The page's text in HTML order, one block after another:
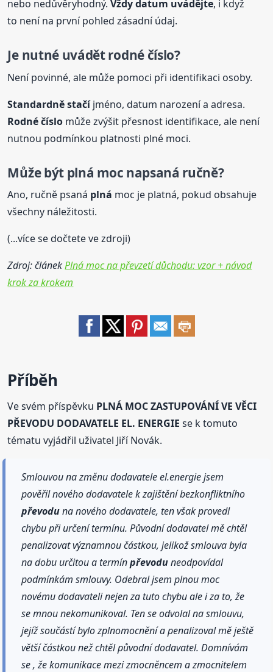
nebo nedůvěryhodný.Vždy datum uvádějte, i když
to není na první pohled zásadní údaj.
Je nutné uvádět rodné číslo?
Není povinné, ale může pomoci při identifikaci osoby.
Standardně stačíjméno, datum narození a adresa.
Rodné číslo může zvýšit přesnost identifikace, ale není
nutnou podmínkou platnosti plné moci.
Může být plná moc napsaná ručně?
Ano, ručně psaná plná moc je platná, pokud obsahuje
všechny náležitosti.
(...více se dočtete ve zdroji)
Zdroj: článekPlná moc na převzetí důchodu: vzor + návod
krok za krokem
Příběh
Ve svém příspěvku PLNÁ MOC ZASTUPOVÁNÍ VE VĚCI
PŘEVODU DODAVATELE EL. ENERGIE se k tomuto
tématu vyjádřil uživatel Jiří Novák.
Smlouvou na změnu dodavatele el.energie jsem
pověřil nového dodavatele k zajištění bezkonfliktního
převoduna nového dodavatele, ten však provedl
chybu při určení termínu. Původní dodavatel mě chtěl
penalizovat významnou částkou, jelikož smlouva byla
na dobu určitou a termínpřevoduneodpovídal
podmínkám smlouvy. Odebral jsem plnou moc
novému dodavateli nejen za tuto chybu ale i za to, že
se mnou nekomunikoval. Ten se odvolal na smlouvu,
jejíž součástí bylo zplnomocnění a penalizoval mě ještě
větší částkou než chtěl původní dodavatel. Domnívám
se , že komunikace mezi zmocněncem a zmocnitelem